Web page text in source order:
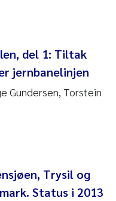
del 1: Tiltak
jernbanelinjen
Gundersen, Torstein
Trysil og
Status i 2013